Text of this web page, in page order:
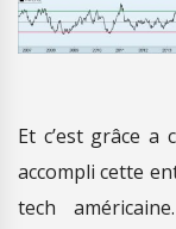
Et c’est grâce a
accompli cette
tech